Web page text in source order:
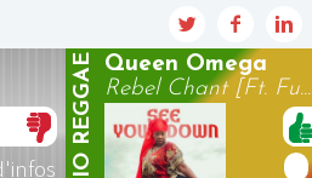
REGGAE
Queen Omega
Rebel Chant [Ft. Fu...